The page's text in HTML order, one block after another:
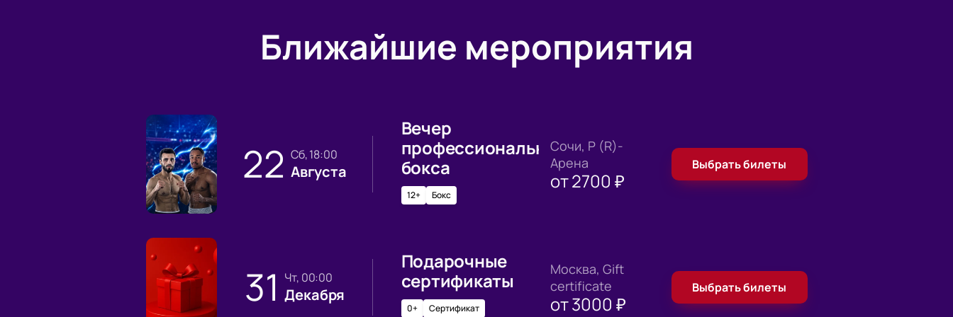
Ближайшие мероприятия
22 сб, 18:00
Августа
Вечер
профессионального
бокса
12+ Бокс
Сочи, Р (R)-
Арена
от2700 ₽
Выбрать билеты
31 чт, 00:00
Декабря
Подарочные
сертификаты
0+ Сертификат
Москва, Gift
certificate
от3000 ₽
Выбрать билеты